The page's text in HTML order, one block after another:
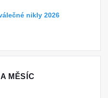
nikly 2026
MĚSÍC